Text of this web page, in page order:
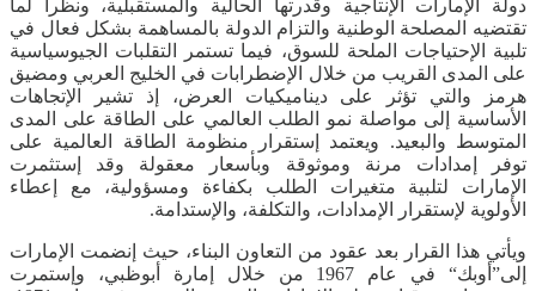
دولة الإمارات الإنتاجية وقدرتها الحالية والمستقبلية، ونظرا لما
تقتضيه المصلحة الوطنية والتزام الدولة بالمساهمة بشكل فعال في
تلبية الإحتياجات الملحة للسوق، فيما تستمر التقلبات الجيوسياسية
على المدى القريب من خلال الإضطرابات في الخليج العربي ومضيق
هرمز والتي تؤثر على ديناميكيات العرض، إذ تشير الإتجاهات
الأساسية إلى مواصلة نمو الطلب العالمي على الطاقة على المدى
المتوسط والبعيد. ويعتمد إستقرار منظومة الطاقة العالمية على
توفر إمدادات مرنة وموثوقة وبأسعار معقولة وقد إستثمرت
الإمارات لتلبية متغيرات الطلب بكفاءة ومسؤولية، مع إعطاء
الأولوية لإستقرار الإمدادات، والتكلفة، والإستدامة.
ويأتي هذا القرار بعد عقود من التعاون البناء، حيث إنضمت الإمارات
إلى”أوبك“ في عام 1967 من خلال إمارة أبوظبي، وإستمرت